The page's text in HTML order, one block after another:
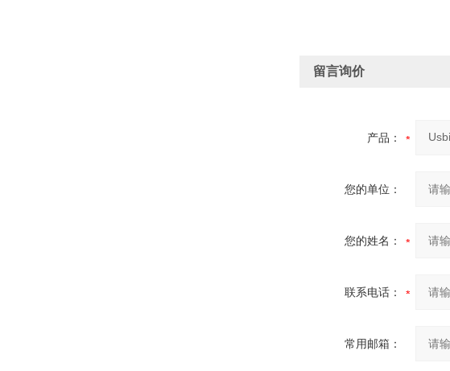
留言询价
产品：
您的单位：
您的姓名：
联系电话：
常用邮箱：